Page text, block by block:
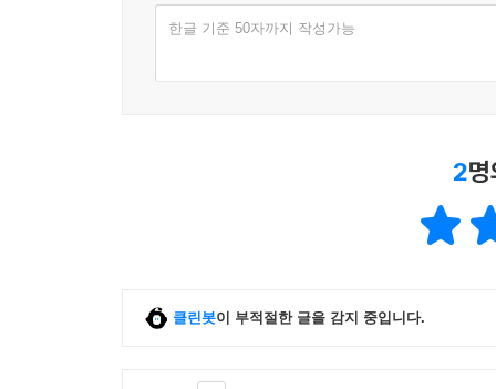
한글 기준 50자까지 작성가능
2
클린봇이 부적절한 글을 감지 중입니다.